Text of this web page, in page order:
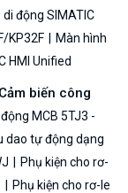
động SIMATIC
KP32F
Màn hình
HMI Unified
biến công
MCB 5TJ3 -
dao tự động dạng
Phụ kiện cho rơ-
Phụ kiện cho rơ-le